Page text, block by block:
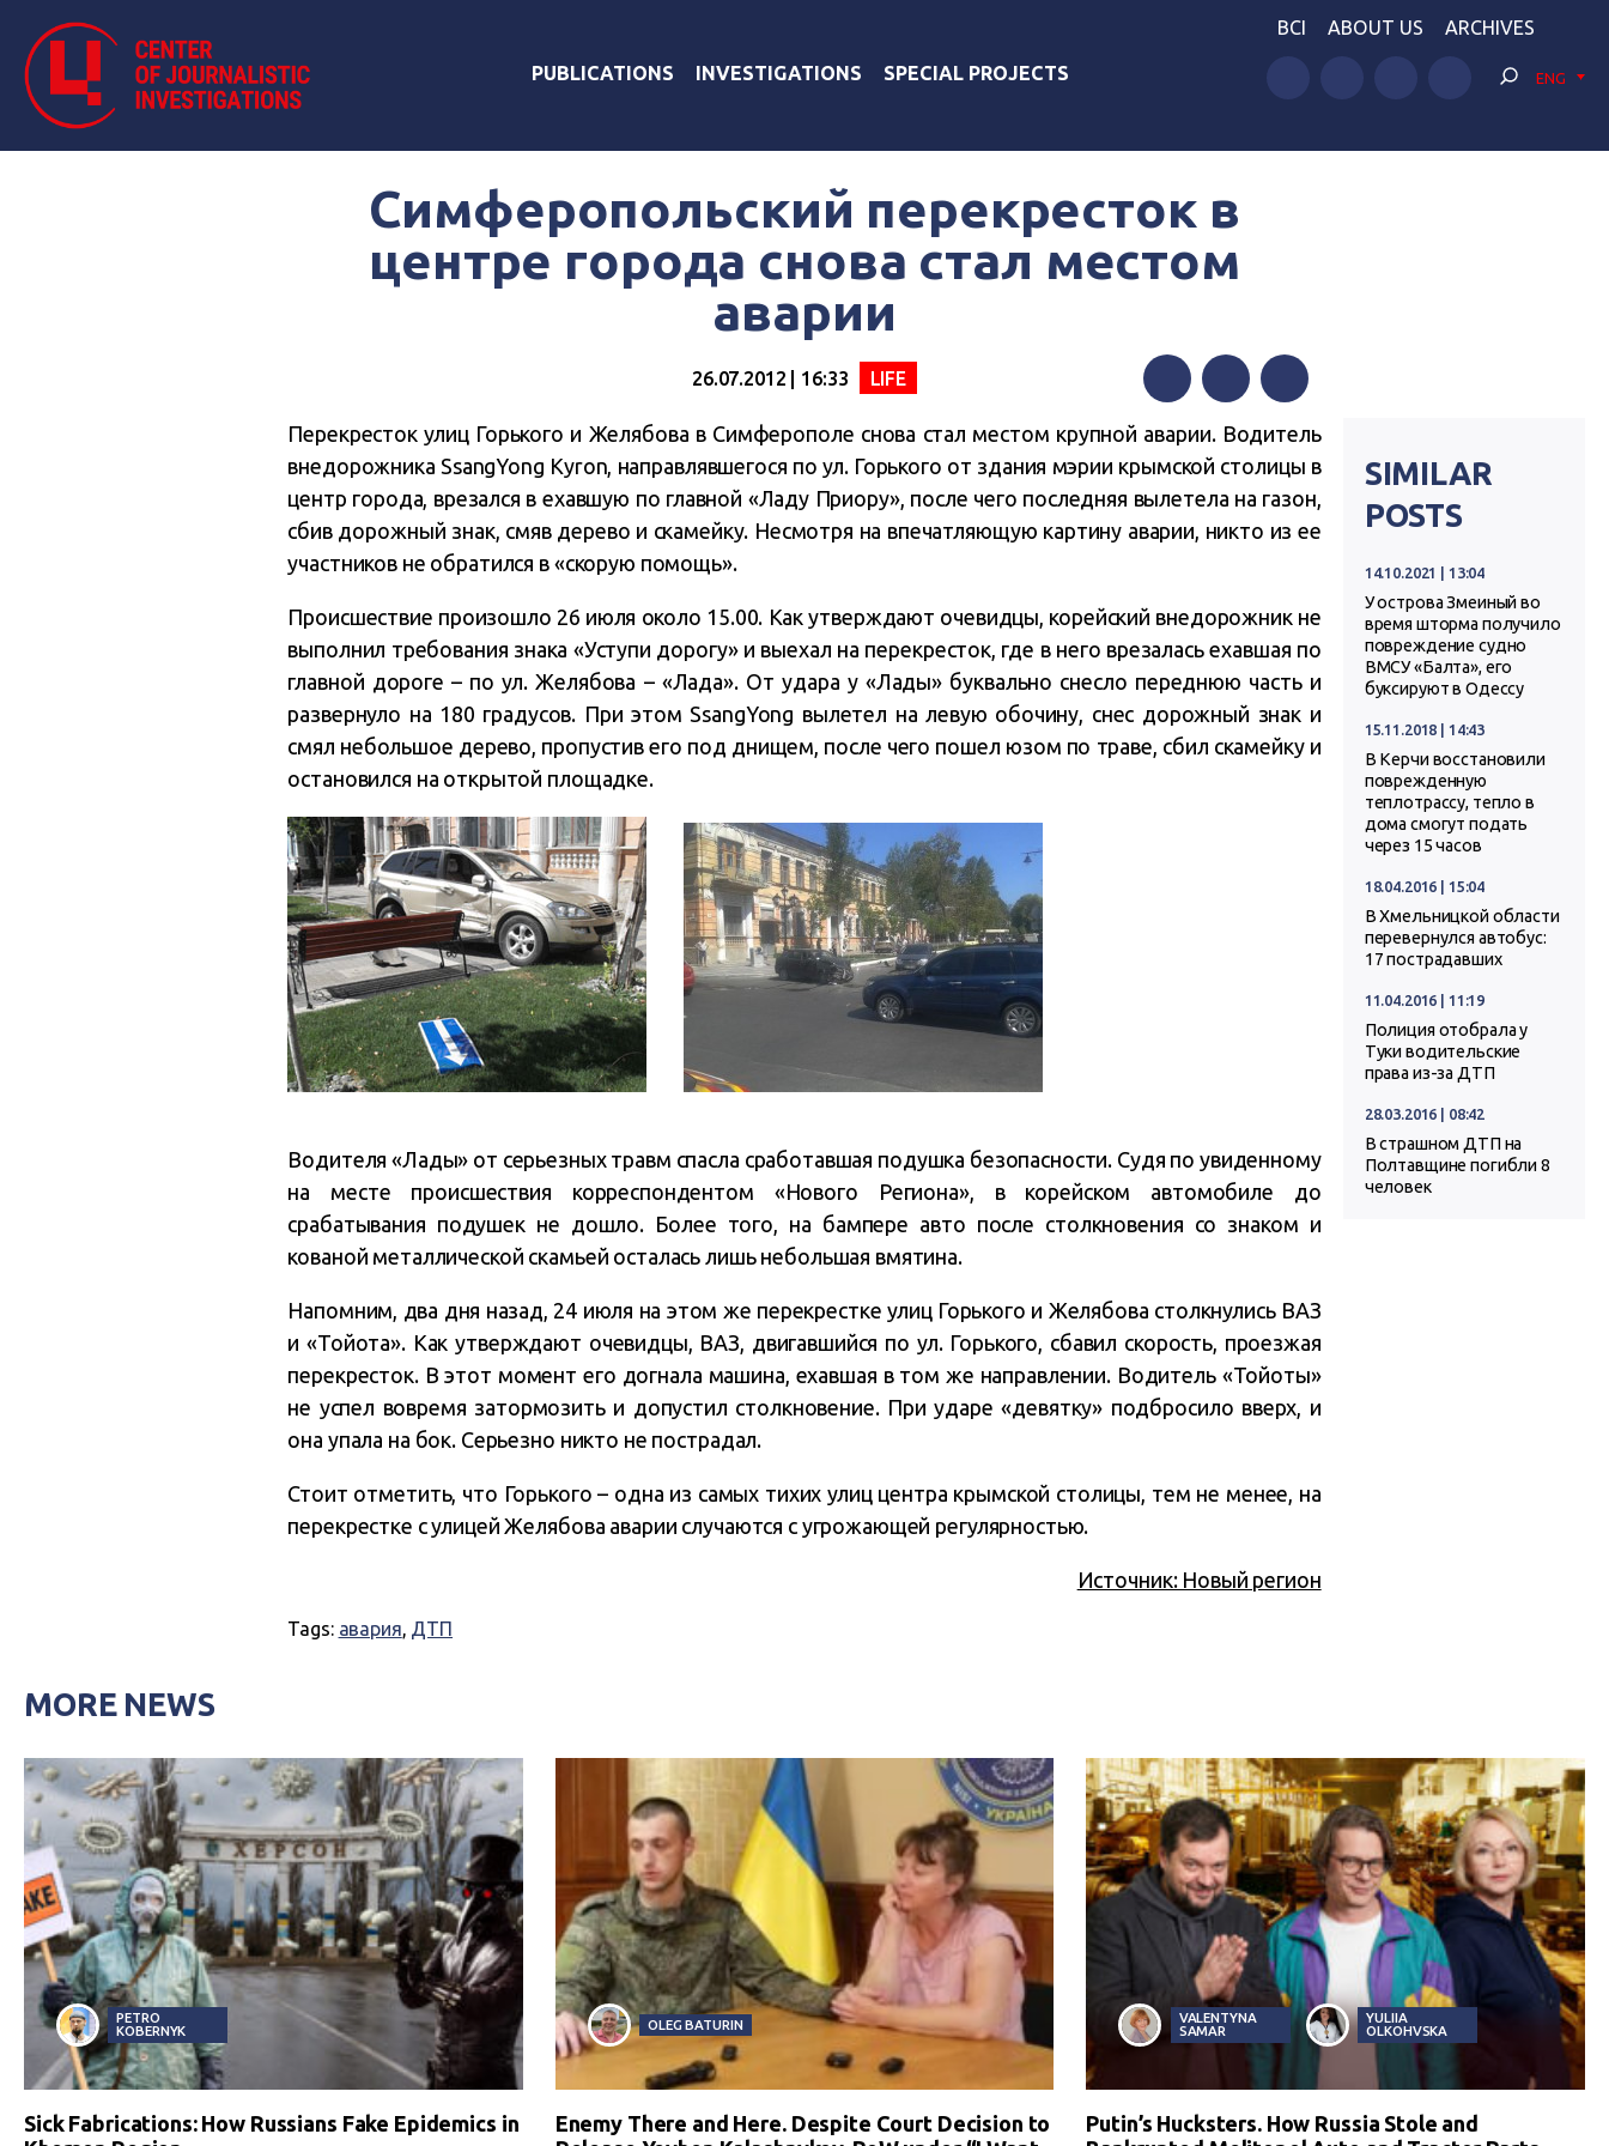
PUBLICATIONS INVESTIGATIONS SPECIAL PROJECTS
BCI ABOUT US ARCHIVES
ENG
Симферопольский перекресток в
центре города снова стал местом
аварии
26.07.2012 | 16:33 LIFE
FacebookTwitterTelegram
Перекресток улиц Горького и Желябова в Симферополе снова стал местом крупной аварии. Водитель
внедорожника SsangYong Kyron, направлявшегося по ул. Горького от здания мэрии крымской столицы в
центр города, врезался в ехавшую по главной «Ладу Приору», после чего последняя вылетела на газон,
сбив дорожный знак, смяв дерево и скамейку. Несмотря на впечатляющую картину аварии, никто из ее
участников не обратился в «скорую помощь».
Происшествие произошло 26 июля около 15.00. Как утверждают очевидцы, корейский внедорожник не
выполнил требования знака «Уступи дорогу» и выехал на перекресток, где в него врезалась ехавшая по
главной дороге – по ул. Желябова – «Лада». От удара у «Лады» буквально снесло переднюю часть и
развернуло на 180 градусов. При этом SsangYong вылетел на левую обочину, снес дорожный знак и
смял небольшое дерево, пропустив его под днищем, после чего пошел юзом по траве, сбил скамейку и
остановился на открытой площадке.
Водителя «Лады» от серьезных травм спасла сработавшая подушка безопасности. Судя по увиденному
на месте происшествия корреспондентом «Нового Региона», в корейском автомобиле до
срабатывания подушек не дошло. Более того, на бампере авто после столкновения со знаком и
кованой металлической скамьей осталась лишь небольшая вмятина.
Напомним, два дня назад, 24 июля на этом же перекрестке улиц Горького и Желябова столкнулись ВАЗ
и «Тойота». Как утверждают очевидцы, ВАЗ, двигавшийся по ул. Горького, сбавил скорость, проезжая
перекресток. В этот момент его догнала машина, ехавшая в том же направлении. Водитель «Тойоты»
не успел вовремя затормозить и допустил столкновение. При ударе «девятку» подбросило вверх, и
она упала на бок. Серьезно никто не пострадал.
Стоит отметить, что Горького – одна из самых тихих улиц центра крымской столицы, тем не менее, на
перекрестке с улицей Желябова аварии случаются с угрожающей регулярностью.
Источник: Новый регион
Tags: авария, ДТП
SIMILAR
POSTS
14.10.2021 | 13:04
У острова Змеиный во
время шторма получило
повреждение судно
ВМСУ «Балта», его
буксируют в Одессу
15.11.2018 | 14:43
В Керчи восстановили
поврежденную
теплотрассу, тепло в
дома смогут подать
через 15 часов
18.04.2016 | 15:04
В Хмельницкой области
перевернулся автобус:
17 пострадавших
11.04.2016 | 11:19
Полиция отобрала у
Туки водительские
права из-за ДТП
28.03.2016 | 08:42
В страшном ДТП на
Полтавщине погибли 8
человек
MORE NEWS
PETRO
KOBERNYK
Sick Fabrications: How Russians Fake Epidemics in
OLEG BATURIN
Enemy There and Here. Despite Court Decision to
VALENTYNA
SAMAR
YULIIA
OLKOHVSKA
Putin’s Hucksters. How Russia Stole and